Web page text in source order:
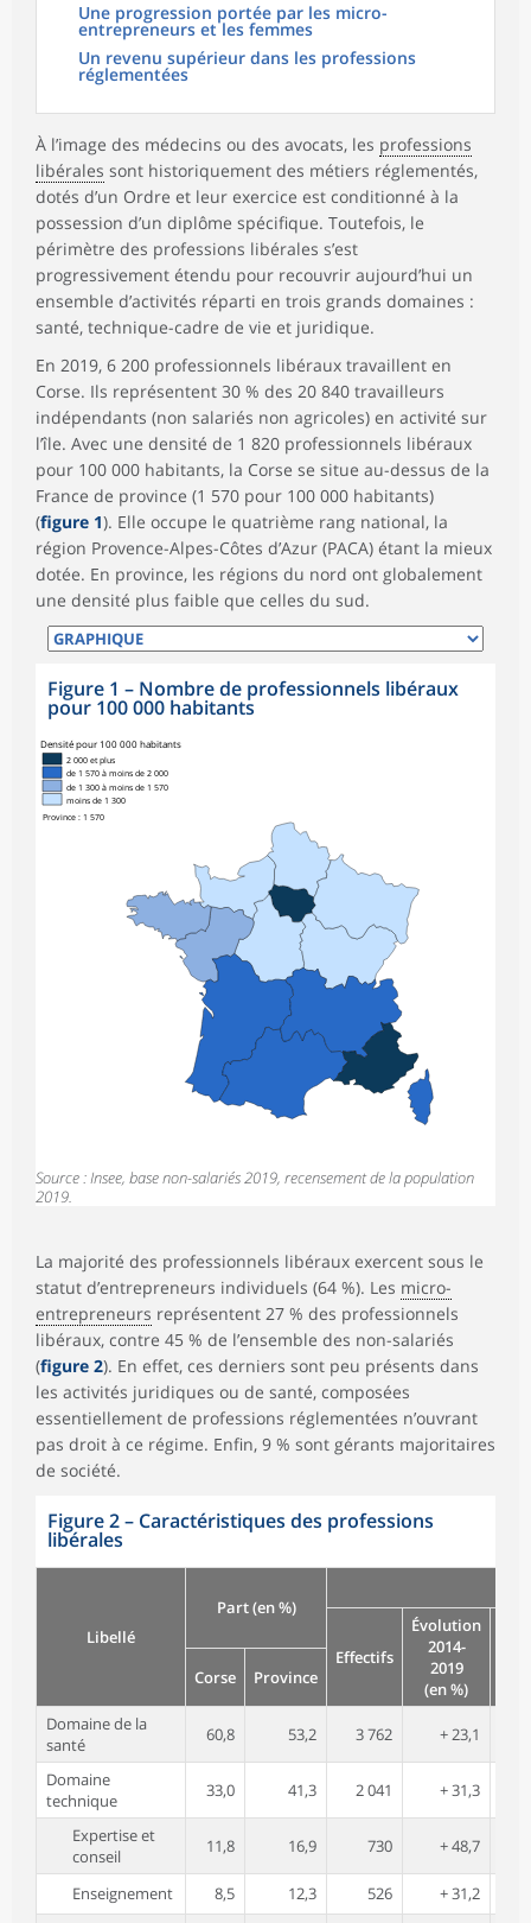
Une progression portée par les micro-
entrepreneurs et les femmes
Un revenu supérieur dans les professions
réglementées
À l’image des médecins ou des avocats, les professions
libérales sont historiquement des métiers réglementés,
dotés d’un Ordre et leur exercice est conditionné à la
possession d’un diplôme spécifique. Toutefois, le
périmètre des professions libérales s’est
progressivement étendu pour recouvrir aujourd’hui un
ensemble d’activités réparti en trois grands domaines :
santé, technique-cadre de vie et juridique.
En 2019, 6 200 professionnels libéraux travaillent en
Corse. Ils représentent 30 % des 20 840 travailleurs
indépendants (non salariés non agricoles) en activité sur
l’île. Avec une densité de 1 820 professionnels libéraux
pour 100 000 habitants, la Corse se situe au-dessus de la
France de province (1 570 pour 100 000 habitants)
(figure 1). Elle occupe le quatrième rang national, la
région Provence-Alpes-Côtes d’Azur (PACA) étant la mieux
dotée. En province, les régions du nord ont globalement
une densité plus faible que celles du sud.
Figure 1 – Nombre de professionnels libéraux
pour 100 000 habitants
Densité pour 100 000 habitants
moins de 1 300
de 1 300 à moins de 1 570
de 1 570 à moins de 2 000
2 000 et plus
Province : 1 570
Source : Insee, base non-salariés 2019, recensement de la population
2019.
La majorité des professionnels libéraux exercent sous le
statut d’entrepreneurs individuels (64 %). Les micro-
entrepreneurs représentent 27 % des professionnels
libéraux, contre 45 % de l’ensemble des non-salariés
(figure 2). En effet, ces derniers sont peu présents dans
les activités juridiques ou de santé, composées
essentiellement de professions réglementées n’ouvrant
pas droit à ce régime. Enfin, 9 % sont gérants majoritaires
de société.
Figure 2– Caractéristiques des professions
libérales
Libellé
Part (en %)
Effectifs
Évolution
2014-
2019
(en %)
Corse Province
Domaine de la
santé
60,8 53,2 3 762 + 23,1
Domaine
technique
33,0 41,3 2 041 + 31,3
Expertise et
conseil
11,8 16,9 730 + 48,7
Enseignement 8,5 12,3 526 + 31,2